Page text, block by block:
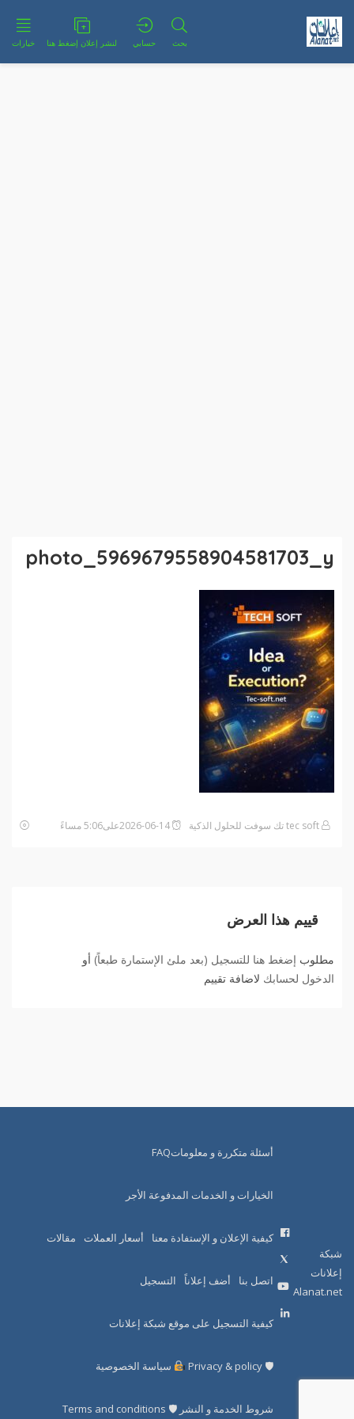
بحث حسابي لنشر إعلان إضغط هنا خيارات
photo_5969679558904581703_y
قييم هذا العرض
مطلوب إضغط هنا للتسجيل (بعد ملئ الإستمارة طبعاً) أو
الدخول لحسابك لاضافة تقييم
شبكة
إعلانات
Alanat.net
أسئلة متكررة و معلوماتFAQ
الخيارات و الخدمات المدفوعة الأجر
كيفية الإعلان و الإستفادة معنا أسعار العملات مقالات
اتصل بنا أضف إعلاناً التسجيل
كيفية التسجيل على موقع شبكة إعلانات
🛡 Privacy & policy سياسة الخصوصية
شروط الخدمة و النشر 🛡 Terms and conditions